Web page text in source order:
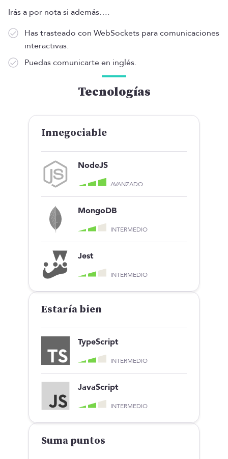
Irás a por nota si además….
Has trasteado con WebSockets para comunicaciones
interactivas.
Puedas comunicarte en inglés.
Tecnologías
Innegociable
NodeJS
AVANZADO
MongoDB
INTERMEDIO
Jest
INTERMEDIO
Estaría bien
TypeScript
INTERMEDIO
JavaScript
INTERMEDIO
Suma puntos